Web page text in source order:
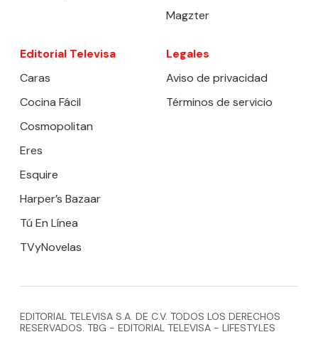
Magzter
Editorial Televisa
Caras
Cocina Fácil
Cosmopolitan
Eres
Esquire
Harper’s Bazaar
Tú En Línea
TVyNovelas
Legales
Aviso de privacidad
Términos de servicio
EDITORIAL TELEVISA S.A. DE C.V. TODOS LOS DERECHOS
RESERVADOS. TBG - EDITORIAL TELEVISA - LIFESTYLES